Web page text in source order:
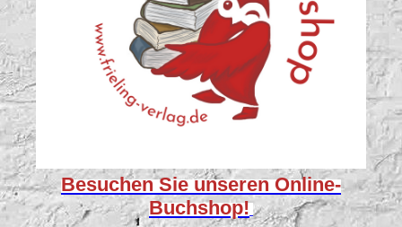
Besuchen Sie unserenOnline-
Buchshop!